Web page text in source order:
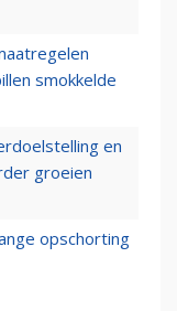
smokkelde
en
groeien
opschorting